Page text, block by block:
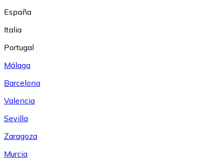
España
Italia
Portugal
Málaga
Barcelona
Valencia
Sevilla
Zaragoza
Murcia